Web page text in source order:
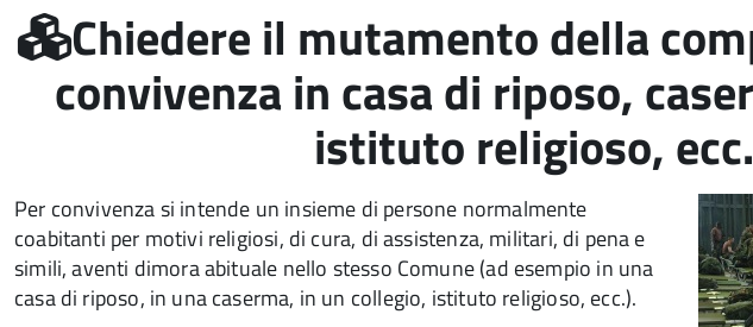
Chiedere il mutamento della
convivenza in casa di riposo,
istituto religioso, ecc.
Per convivenza si intende un insieme di persone normalmente
coabitanti per motivi religiosi, di cura, di assistenza, militari, di pena e
simili, aventi dimora abituale nello stesso Comune (ad esempio in una
casa di riposo, in una caserma, in un collegio, istituto religioso, ecc.).